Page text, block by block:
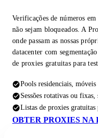
Verificações de números
não sejam bloqueados. A
onde passam as nossas
datacenter com
de proxies gratuitas para
Pools residenciais, móveis
Sessões rotativas ou
Listas de proxies gratuitas
OBTER PROXIES NA